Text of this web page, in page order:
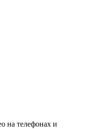
на телефонах и